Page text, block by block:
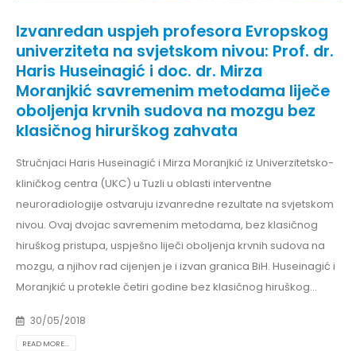
Izvanredan uspjeh profesora Evropskog
univerziteta na svjetskom nivou: Prof. dr.
Haris Huseinagić i doc. dr. Mirza
Moranjkić savremenim metodama liječe
oboljenja krvnih sudova na mozgu bez
klasičnog hirurškog zahvata
Stručnjaci Haris Huseinagić i Mirza Moranjkić iz Univerzitetsko-
kliničkog centra (UKC) u Tuzli u oblasti interventne
neuroradiologije ostvaruju izvanredne rezultate na svjetskom
nivou. Ovaj dvojac savremenim metodama, bez klasičnog
hiruškog pristupa, uspješno liječi oboljenja krvnih sudova na
mozgu, a njihov rad cijenjen je i izvan granica BiH. Huseinagić i
Moranjkić u protekle četiri godine bez klasičnog hiruškog...
30/05/2018
READ MORE...